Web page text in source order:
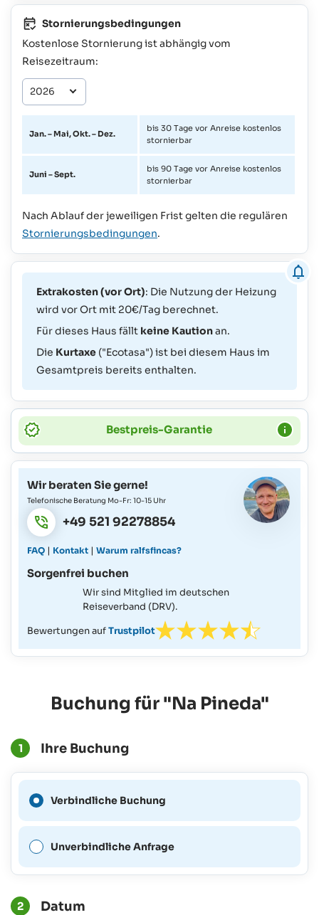
Stornierungsbedingungen
Kostenlose Stornierung ist abhängig vom
Reisezeitraum:
Jan. – Mai, Okt. – Dez.
bis 30 Tage vor Anreise kostenlos
stornierbar
Juni – Sept.
bis 90 Tage vor Anreise kostenlos
stornierbar
Nach Ablauf der jeweiligen Frist gelten die regulären
Stornierungsbedingungen.
Extrakosten (vor Ort): Die Nutzung der Heizung
wird vor Ort mit 20€/Tag berechnet.
Für dieses Haus fällt keine Kautionan.
Die Kurtaxe ("Ecotasa") ist bei diesem Haus im
Gesamtpreis bereits enthalten.
Bestpreis-Garantie
Wir beraten Sie gerne!
Telefonische Beratung Mo-Fr: 10-15 Uhr
+49 521 92278854
FAQ | Kontakt | Warum ralfsfincas?
Sorgenfrei buchen
Wir sind Mitglied im deutschen
Reiseverband (DRV).
Bewertungen aufTrustpilot
Buchung für "Na Pineda"
1 Ihre Buchung
Verbindliche Buchungist für diesen Zeitraum nicht
Unverbindliche Anfrage
2 Datum